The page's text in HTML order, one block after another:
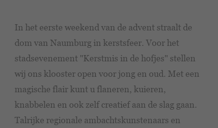
In het eerste weekend van de advent straalt de
dom van Naumburg in kerstsfeer. Voor het
stadsevenement "Kerstmis in de hofjes" stellen
wij ons klooster open voor jong en oud. Met een
magische flair kunt u flaneren, kuieren,
knabbelen en ook zelf creatief aan de slag gaan.
Talrijke regionale ambachtskunstenaars en